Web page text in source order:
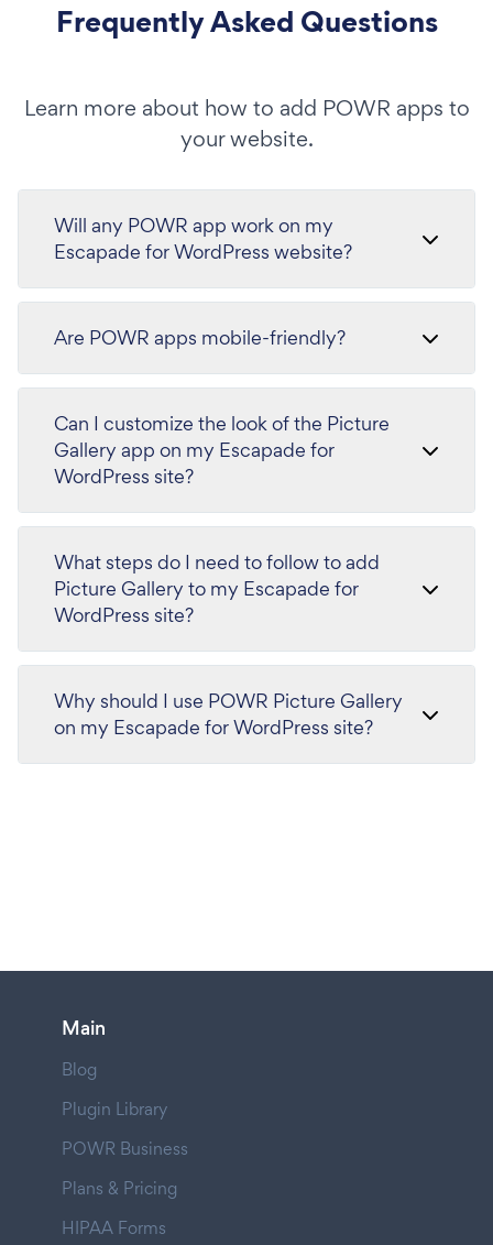
Frequently Asked Questions
Learn more about how to add POWR apps to
your website.
Will any POWR app work on my
Escapade for WordPress website?
Are POWR apps mobile-friendly?
Can I customize the look of the Picture
Gallery app on my Escapade for
WordPress site?
What steps do I need to follow to add
Picture Gallery to my Escapade for
WordPress site?
Why should I use POWR Picture Gallery
on my Escapade for WordPress site?
Main
Blog
Plugin Library
POWR Business
Plans & Pricing
HIPAA Forms